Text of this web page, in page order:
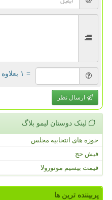
= ۱ بعلاوه ۵
ارسال نظر
لینک دوستان لیمو بلاگ
حوزه های انتخابیه مجلس
فیش حج
قیمت بیسیم موتورولا
پربیننده ترین ها